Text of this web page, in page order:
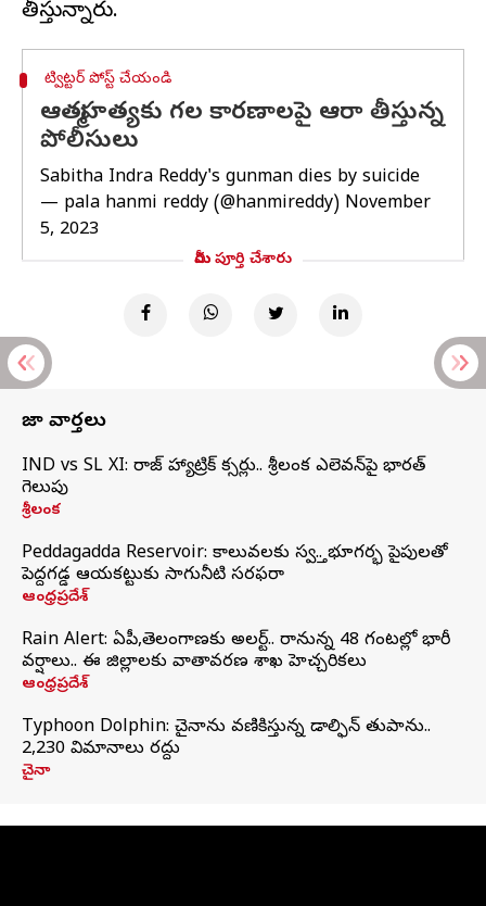
ట్విట్టర్ పోస్ట్ చేయండి
ఆత్మహత్యకు గల కారణాలపై ఆరా తీస్తున్న
పోలీసులు
Sabitha Indra Reddy's gunman dies by suicide
— pala hanmi reddy (@hanmireddy) November
5, 2023
మీరు పూర్తి చేశారు
తాజా వార్తలు
IND vs SL XI: సిరాజ్‌ హ్యాట్రిక్‌ సిక్సర్లు.. శ్రీలంక ఎలెవన్‌పై భారత్‌
గెలుపు
శ్రీలంక
Peddagadda Reservoir: కాలువలకు స్వస్తి.. భూగర్భ పైపులతో
పెద్దగడ్డ ఆయకట్టుకు సాగునీటి సరఫరా
ఆంధ్రప్రదేశ్
Rain Alert: ఏపీ,తెలంగాణకు అలర్ట్.. రానున్న 48 గంటల్లో భారీ
వర్షాలు.. ఈ జిల్లాలకు వాతావరణ శాఖ హెచ్చరికలు
ఆంధ్రప్రదేశ్
Typhoon Dolphin: చైనాను వణికిస్తున్న డాల్ఫిన్‌ తుపాను..
2,230 విమానాలు రద్దు
చైనా